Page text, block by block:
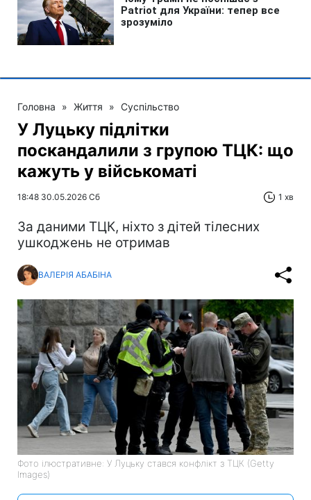
Головна » Життя » Суспільство
У Луцьку підлітки
поскандалили з групою ТЦК: що
кажуть у військоматі
18:48 30.05.2026 Сб 1 хв
За даними ТЦК, ніхто з дітей тілесних
ушкоджень не отримав
ВАЛЕРІЯ АБАБІНА
Фото ілюстративне: У Луцьку стався конфлікт з ТЦК (Getty
Images)